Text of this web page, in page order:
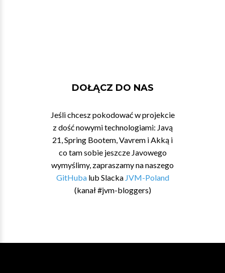
DOŁĄCZ DO NAS
Jeśli chcesz pokodować w projekcie
z dość nowymi technologiami: Javą
21, Spring Bootem, Vavrem i Akką i
co tam sobie jeszcze Javowego
wymyślimy, zapraszamy na naszego
GitHubalub Slacka JVM-Poland
(kanał #jvm-bloggers)